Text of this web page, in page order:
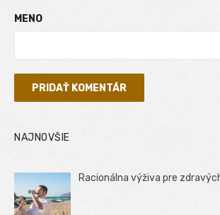
MENO
NAJNOVŠIE
Racionálna výživa pre